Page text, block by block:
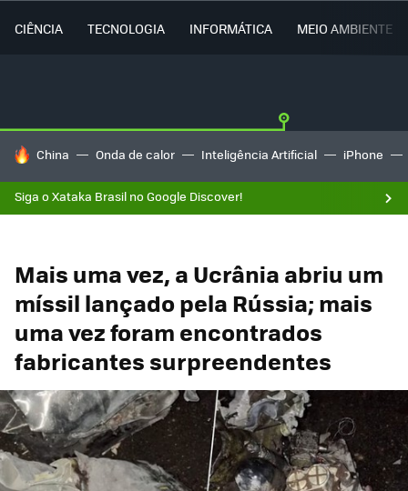
CIÊNCIA TECNOLOGIA INFORMÁTICA MEIO AMBIENTE
TENDÊNCIAS DO DIA
China Onda de calor Inteligência Artificial iPhone
Siga o Xataka Brasil no Google Discover!
Mais uma vez, a Ucrânia abriu um
míssil lançado pela Rússia; mais
uma vez foram encontrados
fabricantes surpreendentes